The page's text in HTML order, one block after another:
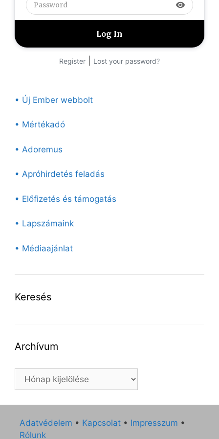
visibility
Register Lost your password?
• Új Ember webbolt
• Mértékadó
• Adoremus
• Apróhirdetés feladás
• Előfizetés és támogatás
• Lapszámaink
• Médiaajánlat
Keresés
Archívum
Archívum
Adatvédelem • Kapcsolat • Impresszum •
Rólunk